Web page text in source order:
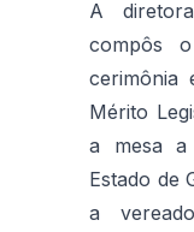
A
compôs
cerimônia
Mérito
a mesa a
Estado de
a